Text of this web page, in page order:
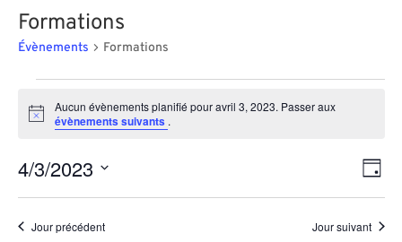
Formations
Évènements Formations
for
3,
2023
Notice
Aucun évènements planifié pour avril 3, 2023. Passer aux
évènements suivants .
de
vues
Jour
4/3/2023
date.Jour précédent Jour suivant